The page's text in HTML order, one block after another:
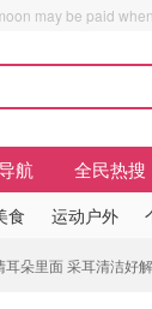
may be paid
航 全民热搜
食 运动户外
朵里面 采耳清洁好